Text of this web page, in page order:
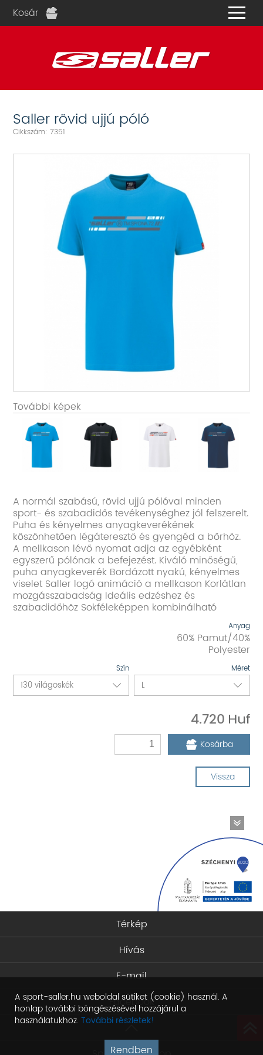
Kosár
Saller rövid ujjú póló
Cikkszám: 7351
További képek
A normál szabású, rövid ujjú pólóval minden
sport- és szabadidős tevékenységhez jól felszerelt.
Puha és kényelmes anyagkeverékének
köszönhetően légáteresztő és gyengéd a bőrhöz.
A mellkason lévő nyomat adja az egyébként
egyszerű pólónak a befejezést. Kiváló minőségű,
puha anyagkeverék Bordázott nyakú, kényelmes
viselet Saller logó animáció a mellkason Korlátlan
mozgásszabadság Ideális edzéshez és
szabadidőhöz Sokféleképpen kombinálható
Szín Méret
Anyag
60% Pamut/40%
Polyester
4.720
Kosárba
Vissza
A sport-saller.hu weboldal sütiket (cookie) használ. A
honlap további böngészésével hozzájárul a
használatukhoz. További részletek!
Rendben
Térkép
Hívás
E-mail
Facebook